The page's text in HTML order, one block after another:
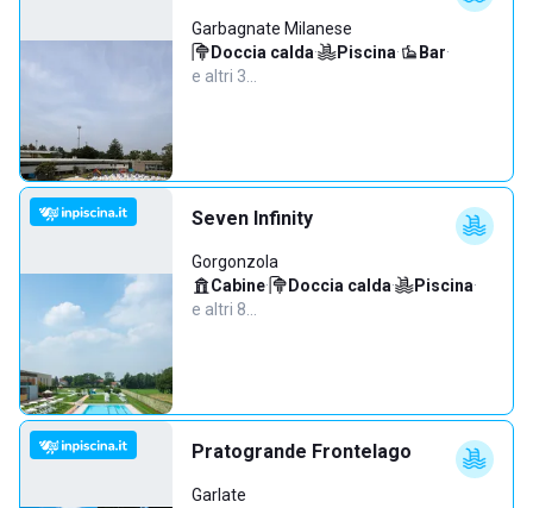
Garbagnate Milanese
Doccia calda· Piscina· Bar·
e altri 3…
Seven Infinity
Gorgonzola
Cabine· Doccia calda· Piscina·
e altri 8…
Pratogrande Frontelago
Garlate